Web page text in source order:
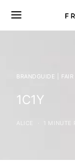
BRANDGUIDE | FAIR
1C1Y
ALICE 1 MINUTE